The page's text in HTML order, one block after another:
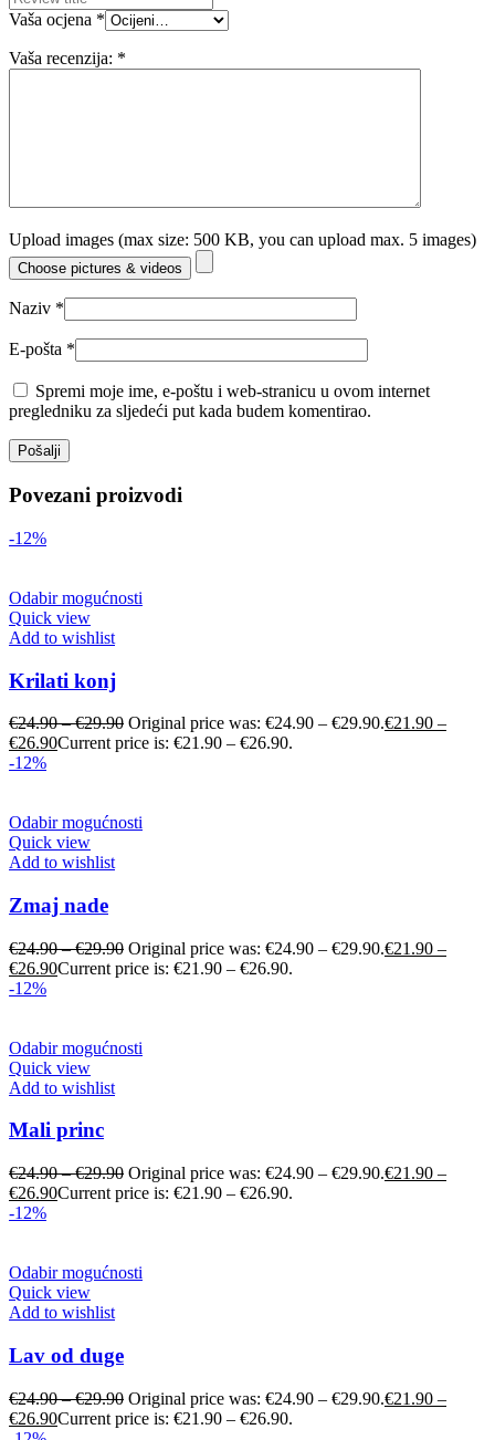
Vaša ocjena *
Vaša recenzija: *
Upload images (max size: 500 KB, you can upload max. 5 images)
Choose pictures & videos
Naziv *
E-pošta *
Spremi moje ime, e-poštu i web-stranicu u ovom internet
pregledniku za sljedeći put kada budem komentirao.
Povezani proizvodi
-12%
Odabir mogućnosti
Quick view
Add to wishlist
Krilati konj
€24.90–€29.90 Original price was: €24.90 – €29.90.€21.90 –
€26.90Current price is: €21.90 – €26.90.
-12%
Odabir mogućnosti
Quick view
Add to wishlist
Zmaj nade
€24.90–€29.90 Original price was: €24.90 – €29.90.€21.90 –
€26.90Current price is: €21.90 – €26.90.
-12%
Odabir mogućnosti
Quick view
Add to wishlist
Mali princ
€24.90–€29.90 Original price was: €24.90 – €29.90.€21.90 –
€26.90Current price is: €21.90 – €26.90.
-12%
Odabir mogućnosti
Quick view
Add to wishlist
Lav od duge
€24.90–€29.90 Original price was: €24.90 – €29.90.€21.90 –
€26.90Current price is: €21.90 – €26.90.